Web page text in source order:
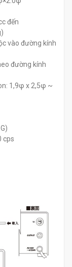
đến
vào đường kính
đường kính
1,9φ x 2,5φ ~
cps